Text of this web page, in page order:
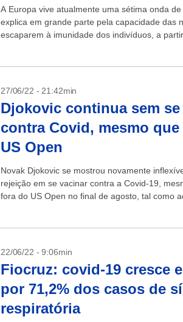
A Europa vive atualmente uma sétima onda
explica em grande parte pela capacidade das
escaparem à imunidade dos indivíduos, a
27/06/22 - 21:42min
Djokovic continua sem
contra Covid, mesmo
US Open
Novak Djokovic se mostrou novamente
rejeição em se vacinar contra a Covid-19,
fora do US Open no final de agosto, tal como
22/06/22 - 9:06min
Fiocruz: covid-19 cresce
por 71,2% dos casos de
respiratória